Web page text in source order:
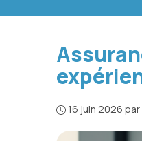
16 juin 2026 par